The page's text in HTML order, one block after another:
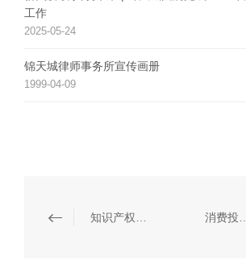
工作
2025-05-24
锦天城律师事务所宣传画册
1999-04-09